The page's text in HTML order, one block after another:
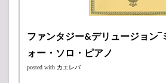
ファンタジー&デリュージョン‾
ォー・ソロ・ピアノ
posted with カエレバ